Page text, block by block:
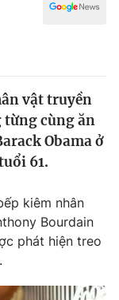
vật truyền
từng cùng ăn
Obama ở
61.
kiêm nhân
Bourdain
phát hiện treo